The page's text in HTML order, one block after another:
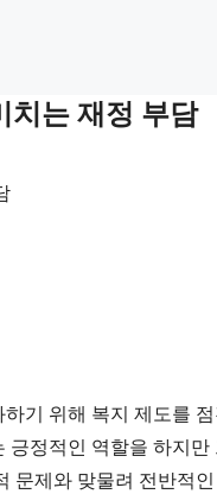
치는 재정 부담
기 위해 복지 제도를
정적인 역할을 하지
문제와 맞물려 전반적